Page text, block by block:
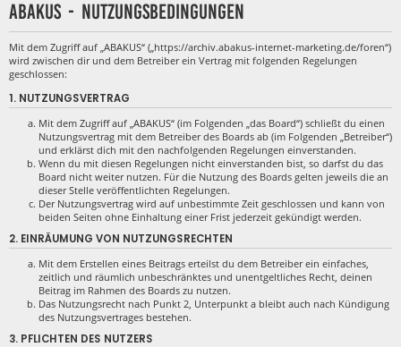
ABAKUS - Nutzungsbedingungen
Mit dem Zugriff auf „ABAKUS“ („https://archiv.abakus-internet-marketing.de/foren“)
wird zwischen dir und dem Betreiber ein Vertrag mit folgenden Regelungen
geschlossen:
1. NUTZUNGSVERTRAG
Mit dem Zugriff auf „ABAKUS“ (im Folgenden „das Board“) schließt du einen
Nutzungsvertrag mit dem Betreiber des Boards ab (im Folgenden „Betreiber“)
und erklärst dich mit den nachfolgenden Regelungen einverstanden.
Wenn du mit diesen Regelungen nicht einverstanden bist, so darfst du das
Board nicht weiter nutzen. Für die Nutzung des Boards gelten jeweils die an
dieser Stelle veröffentlichten Regelungen.
Der Nutzungsvertrag wird auf unbestimmte Zeit geschlossen und kann von
beiden Seiten ohne Einhaltung einer Frist jederzeit gekündigt werden.
2. EINRÄUMUNG VON NUTZUNGSRECHTEN
Mit dem Erstellen eines Beitrags erteilst du dem Betreiber ein einfaches,
zeitlich und räumlich unbeschränktes und unentgeltliches Recht, deinen
Beitrag im Rahmen des Boards zu nutzen.
Das Nutzungsrecht nach Punkt 2, Unterpunkt a bleibt auch nach Kündigung
des Nutzungsvertrages bestehen.
3. PFLICHTEN DES NUTZERS